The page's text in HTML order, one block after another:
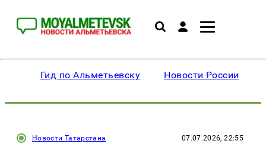
Гид по Альметьевску Новости России
Новости Татарстана 07.07.2026, 22:55